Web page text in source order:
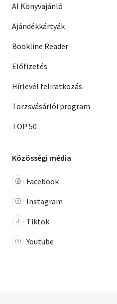
AI Könyvajánló
Ajándékkártyák
Bookline Reader
Előfizetés
Hírlevél feliratkozás
Törzsvásárlói program
TOP 50
Közösségi média
Facebook
Instagram
Tiktok
Youtube